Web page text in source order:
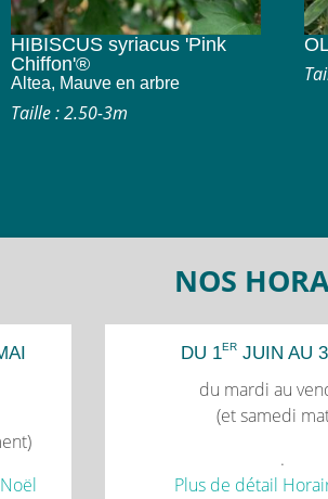
HIBISCUS syriacus 'Pink
Chiffon'®
Altea, Mauve en arbre
Taille : 2.50-3m
NOS
DU 1ERJUIN AU
du mardi au
(et samedi
.
Plus de détail